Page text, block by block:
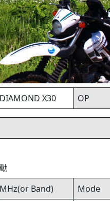
DIAMOND X30 OP
MHz(or Band) Mode